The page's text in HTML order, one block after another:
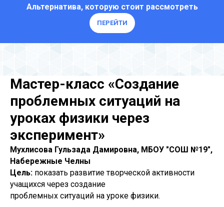
Альтернатива, которую стоит рассмотреть
ПЕРЕЙТИ
Мастер-класс «Создание
проблемных ситуаций на
уроках физики через
эксперимент»
Мухлисова Гульзада Дамировна, МБОУ "СОШ №19",
Набережные Челны
Цель: показать развитие творческой активности
учащихся через создание
проблемных ситуаций на уроке физики.